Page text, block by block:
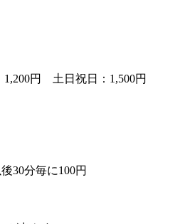
円 土日祝日：1,500円
30分毎に100円